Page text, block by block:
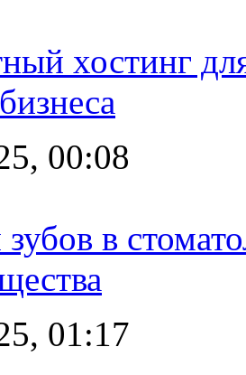
хостинг
00:08
зубов в
01:17